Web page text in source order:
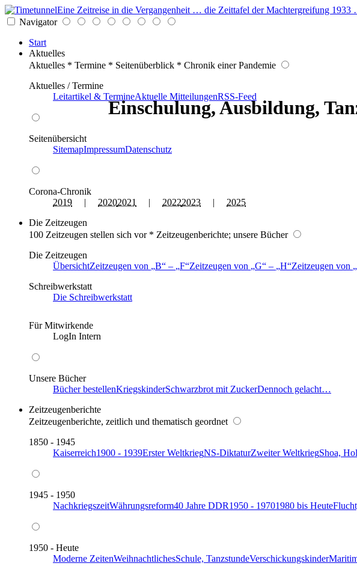
Eine Zeitreise in die Vergangenheit … die Zeittafel der Machtergreifung 1933
Navigator
Start
Aktuelles
Aktuelles * Termine * Seitenüberblick * Chronik einer Pandemie
Aktuelles / Termine
Leitartikel & TermineAktuelle MitteilungenRSS-Feed
Seitenübersicht
SitemapImpressumDatenschutz
Corona-Chronik
2019 | 20202021 | 20222023 | 2025
Die Zeitzeugen
100 Zeitzeugen stellen sich vor * Zeitzeugenberichte; unsere Bücher
Die Zeitzeugen
ÜbersichtZeitzeugen von B – F Zeitzeugen von G – H Zeitzeugen von
Schreibwerkstatt
Die Schreibwerkstatt
Für Mitwirkende
LogIn Intern
Unsere Bücher
Bücher bestellenKriegskinderSchwarzbrot mit ZuckerDennoch gelacht…
Zeitzeugenberichte
Zeitzeugenberichte, zeitlich und thematisch geordnet
1850 - 1945
Kaiserreich1900 - 1939Erster WeltkriegNS-DiktaturZweiter WeltkriegShoa,
1945 - 1950
NachkriegszeitWährungsreform40 Jahre DDR1950 - 19701980 bis Heute
1950 - Heute
Moderne ZeitenWeihnachtlichesSchule, TanzstundeVerschickungskinder
Einschulung, Ausbildung,